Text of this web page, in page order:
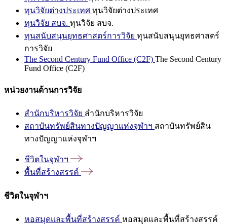
ทุนวิจัยต่างประเทศ ทุนวิจัยต่างประเทศ
ทุนวิจัย สบจ. ทุนวิจัย สบจ.
ทุนสนับสนุนยุทธศาสตร์การวิจัย ทุนสนับสนุนยุทธศาสตร์
การวิจัย
The Second Century Fund Office (C2F) The Second Century
Fund Office (C2F)
หน่วยงานด้านการวิจัย
สำนักบริหารวิจัย สำนักบริหารวิจัย
สถาบันทรัพย์สินทางปัญญาแห่งจุฬาฯ สถาบันทรัพย์สิน
ทางปัญญาแห่งจุฬาฯ
ชีวิตในจุฬาฯ
พื้นที่สร้างสรรค์
ชีวิตในจุฬาฯ
หอสมุดและพื้นที่สร้างสรรค์ หอสมุดและพื้นที่สร้างสรรค์